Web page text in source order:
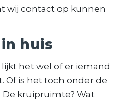
wij contact op kunnen
huis
het wel of er iemand
Of is het toch onder de
De kruipruimte? Wat